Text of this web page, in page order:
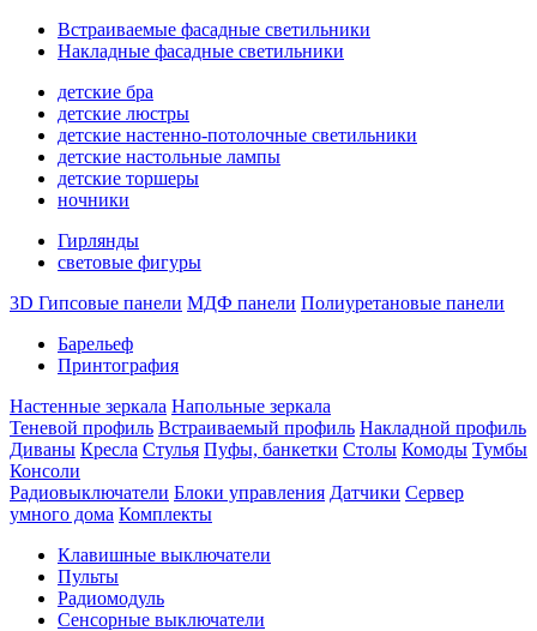
Встраиваемые фасадные светильники
Накладные фасадные светильники
детские бра
детские люстры
детские настенно-потолочные светильники
детские настольные лампы
детские торшеры
ночники
Гирлянды
световые фигуры
3D Гипсовые панели МДФ панели Полиуретановые панели
Барельеф
Принтография
Настенные зеркала Напольные зеркала
Теневой профиль Встраиваемый профиль Накладной профиль
Диваны Кресла Стулья Пуфы, банкетки Столы Комоды Тумбы
Консоли
Радиовыключатели Блоки управления Датчики Сервер
умного дома Комплекты
Клавишные выключатели
Пульты
Радиомодуль
Сенсорные выключатели